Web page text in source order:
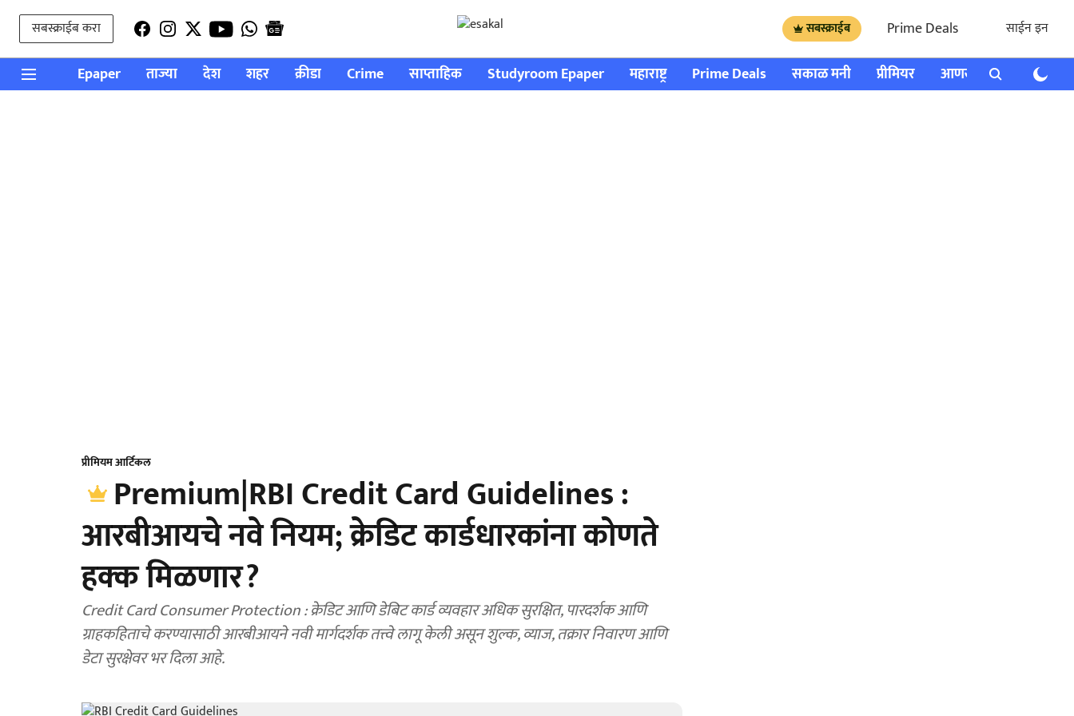
सबस्क्राईब करा सबस्क्राईब Prime Deals साईन इन
Epaper ताज्या देश शहर क्रीडा Crime साप्ताहिक Studyroom Epaper महाराष्ट्र Prime Deals सकाळ मनी प्रीमियर आणखी राशी भविष्य
प्रीमियम आर्टिकल
Premium|RBI Credit Card Guidelines :
आरबीआयचे नवे नियम; क्रेडिट कार्डधारकांना कोणते
हक्क मिळणार?
Credit Card Consumer Protection : क्रेडिट आणि डेबिट कार्ड व्यवहार अधिक सुरक्षित, पारदर्शक आणि
ग्राहकहिताचे करण्यासाठी आरबीआयने नवी मार्गदर्शक तत्त्वे लागू केली असून शुल्क, व्याज, तक्रार निवारण आणि
डेटा सुरक्षेवर भर दिला आहे.